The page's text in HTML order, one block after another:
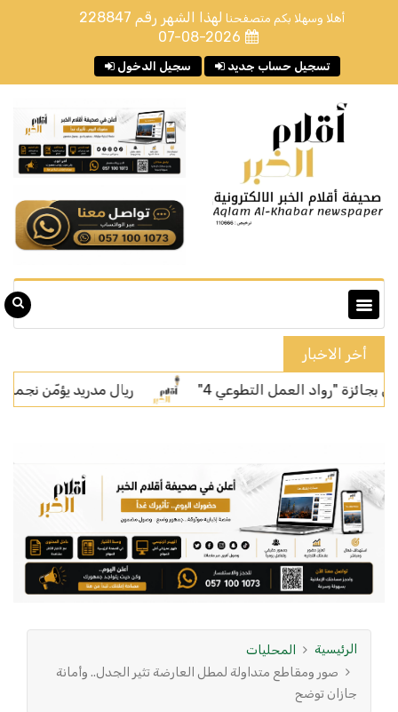
أهلا وسهلا بكم متصفحنا لهذا الشهر رقم 228847
07-08-2026
سجيل الدخول تسجيل حساب جديد
أخر الاخبار
العمل التطوعي 4" ريال مدريد يؤمّن نجمه البرازيلي
الرئيسية
المحليات
صور ومقاطع متداولة لمطل العارضة تثير الجدل.. وأمانة
جازان توضح